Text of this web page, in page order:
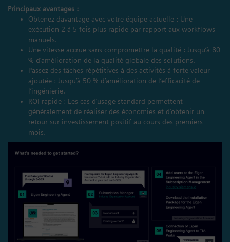
Principaux avantages :
Obtenez davantage avec votre équipe actuelle : Une
exécution 2 à 5 fois plus rapide par rapport aux workflows
manuels.
Une vitesse accrue sans compromettre la qualité : Jusqu’à 80
% d’amélioration de la qualité globale des solutions.
Passez des tâches répétitives à des activités à forte valeur
ajoutée : Jusqu’à 50 % d’amélioration de l’efficacité de
l’ingénierie.
ROI rapide : Les cas d’usage standard permettent
généralement de réaliser des économies et d’obtenir un
retour sur investissement positif au cours des premiers
mois.